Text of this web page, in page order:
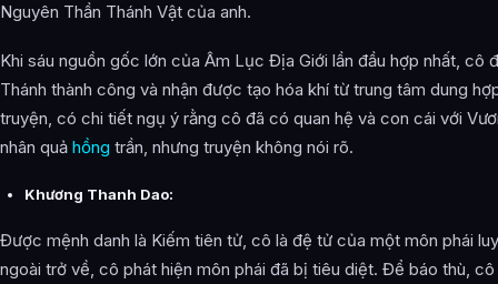
Nguyên Thần Thánh Vật của anh.
Khi sáu nguồn gốc lớn của Âm Lục Địa Giới lần đầu hợp nhất, cô
Thánh thành công và nhận được tạo hóa khí từ trung tâm dung
truyện, có chi tiết ngụ ý rằng cô đã có quan hệ và con cái với
nhân quả hồng trần, nhưng truyện không nói rõ.
Khương Thanh Dao:
Được mệnh danh là Kiếm tiên tử, cô là đệ tử của một môn phái
ngoài trở về, cô phát hiện môn phái đã bị tiêu diệt. Để báo thù,